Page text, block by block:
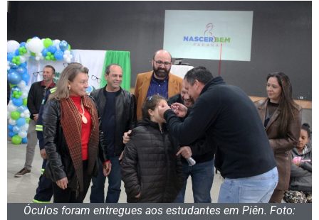
Óculos foram entregues aos estudantes em Piên. Foto: